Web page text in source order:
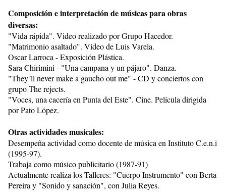
Composición e interpretación de músicas para obras
diversas:
"Vida rápida". Video realizado por Grupo Hacedor.
"Matrimonio asaltado". Video de Luis Varela.
Oscar Larroca - Exposición Plástica.
Sara Chirimini - "Una campana y un pájaro". Danza.
"They´ll never make a gaucho out me" - CD y conciertos con
grupo The rejects.
"Voces, una cacería en Punta del Este". Cine. Película dirigida
por Pato López.
Otras actividades musicales:
Desempeña actividad como docente de música en Instituto C.e.n.i
(1995-97).
Trabaja como músico publicitario (1987-91)
Actualmente realiza los Talleres: "Cuerpo Instrumento" con Berta
Pereira y "Sonido y sanación", con Julia Reyes.